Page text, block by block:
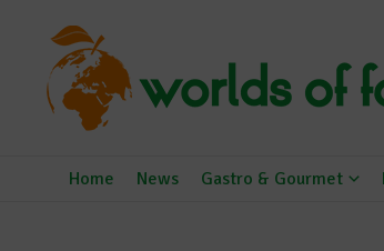
Home News Gastro & Gourmet